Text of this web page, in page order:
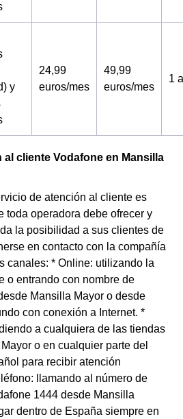
y
24,99
euros/mes
49,99
euros/mes
1
al cliente Vodafone en Mansilla
de atención al cliente es
toda operadora debe ofrecer y
la posibilidad a sus clientes de
en contacto con la compañía
canales: * Online: utilizando la
o entrando con nombre de
Mansilla Mayor o desde
con conexión a Internet. *
a cualquiera de las tiendas
o en cualquier parte del
para recibir atención
llamando al número de
1444 desde Mansilla
dentro de España siempre en